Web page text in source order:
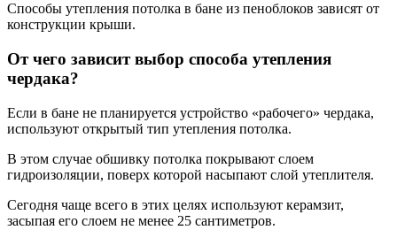
Способы утепления потолка в бане из пеноблоков зависят от
конструкции крыши.
От чего зависит выбор способа утепления
чердака?
Если в бане не планируется устройство «рабочего» чердака,
используют открытый тип утепления потолка.
В этом случае обшивку потолка покрывают слоем
гидроизоляции, поверх которой насыпают слой утеплителя.
Сегодня чаще всего в этих целях используют керамзит,
засыпая его слоем не менее 25 сантиметров.